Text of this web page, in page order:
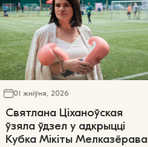
01 жніўня, 2026
Святлана Ціханоўская
ўзяла ўдзел у адкрыцці
Кубка Мікіты Мелказёрава